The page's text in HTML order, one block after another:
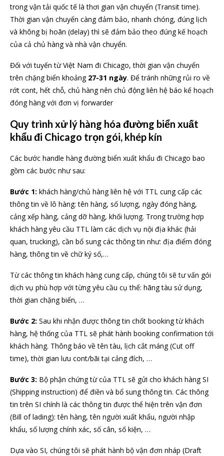
trong vận tải quốc tế là thơi gian vận chuyển (Transit time).
Thời gian vận chuyển càng đảm bảo, nhanh chóng, đúng lịch
và không bị hoãn (delay) thì sẽ đảm bảo theo đúng kế hoạch
của cả chủ hàng và nhà vận chuyển.
Đối với tuyến từ Việt Nam đi Chicago, thời gian vận chuyển
trên chặng biển khoảng 27-31 ngày. Để tránh những rủi ro về
rớt cont, hết chỗ, chủ hàng nên chủ động liên hệ báo kế hoạch
đóng hàng với đơn vị forwarder
Quy trình xử lý hàng hóa đường biển xuất
khẩu đi Chicago trọn gói, khép kín
Các bước handle hàng đường biển xuất khẩu đi Chicago bao
gồm các bước như sau:
Bước 1: khách hàng/chủ hàng liên hệ với TTL cung cấp các
thông tin về lô hàng: tên hàng, số lượng, ngày đóng hàng,
cảng xếp hàng, cảng dỡ hàng, khối lượng. Trong trường hợp
khách hàng yêu cầu TTL làm các dịch vụ nội địa khác (hải
quan, trucking), cần bổ sung các thông tin như: địa điểm đóng
hàng, thông tin về chữ ký số,…
Từ các thông tin khách hàng cung cấp, chúng tôi sẽ tư vấn gói
dịch vụ phù hợp với từng yêu cầu cụ thể: hãng tàu sử dụng,
thời gian chặng biển, …
Bước 2: Sau khi nhận được thông tin chốt booking từ khách
hàng, hệ thống của TTL sẽ phát hành booking confirmation tới
khách hàng. Thông báo về tên tàu, lịch cắt máng (Cut off
time), thời gian lưu cont/bãi tại cảng đích, …
Bước 3: Bộ phận chứng từ của TTL sẽ gửi cho khách hàng SI
(Shipping instruction) để điền và bổ sung thông tin. Các thông
tin trên SI chính là các thông tin được thể hiện trên vận đơn
(Bill of lading): tên hàng, tên người xuất khẩu, người nhập
khẩu, số lượng chính xác, số cân, số kiện, …
Dựa vào SI, chúng tôi sẽ phát hành bộ vận đơn nháp (Draft